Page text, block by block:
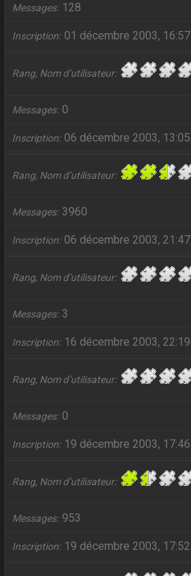
Messages 128
Inscription 01 décembre 2003, 16:57
Rang, Nom d’utilisateur
Messages 0
Inscription 06 décembre 2003, 13:05
Rang, Nom d’utilisateur
Messages 3960
Inscription 06 décembre 2003, 21:47
Rang, Nom d’utilisateur
Messages 3
Inscription 16 décembre 2003, 22:19
Rang, Nom d’utilisateur
Messages 0
Inscription 19 décembre 2003, 17:46
Rang, Nom d’utilisateur
Messages 953
Inscription 19 décembre 2003, 17:52